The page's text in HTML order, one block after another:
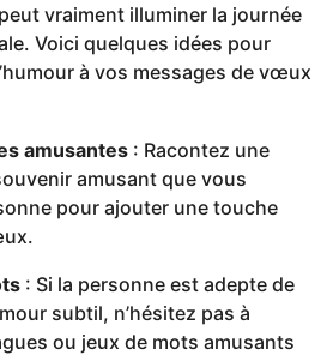
vraiment illuminer la journée
Voici quelques idées pour
à vos messages de vœux
amusantes : Racontez une
amusant que vous
pour ajouter une touche
: Si la personne est adepte de
subtil, n’hésitez pas à
ou jeux de mots amusants